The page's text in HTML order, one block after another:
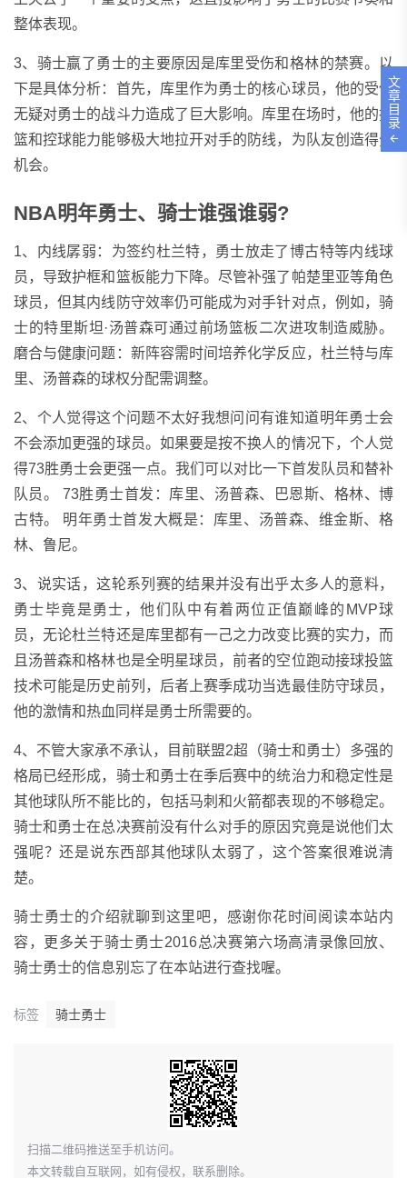
整体表现。
3、骑士赢了勇士的主要原因是库里受伤和格林的禁赛。以
下是具体分析：首先，库里作为勇士的核心球员，他的受伤
无疑对勇士的战斗力造成了巨大影响。库里在场时，他的投
篮和控球能力能够极大地拉开对手的防线，为队友创造得分
机会。
NBA明年勇士、骑士谁强谁弱?
1、内线孱弱：为签约杜兰特，勇士放走了博古特等内线球
员，导致护框和篮板能力下降。尽管补强了帕楚里亚等角色
球员，但其内线防守效率仍可能成为对手针对点，例如，骑
士的特里斯坦·汤普森可通过前场篮板二次进攻制造威胁。
磨合与健康问题：新阵容需时间培养化学反应，杜兰特与库
里、汤普森的球权分配需调整。
2、个人觉得这个问题不太好我想问问有谁知道明年勇士会
不会添加更强的球员。如果要是按不换人的情况下，个人觉
得73胜勇士会更强一点。我们可以对比一下首发队员和替补
队员。 73胜勇士首发：库里、汤普森、巴恩斯、格林、博
古特。 明年勇士首发大概是：库里、汤普森、维金斯、格
林、鲁尼。
3、说实话，这轮系列赛的结果并没有出乎太多人的意料，
勇士毕竟是勇士，他们队中有着两位正值巅峰的MVP球
员，无论杜兰特还是库里都有一己之力改变比赛的实力，而
且汤普森和格林也是全明星球员，前者的空位跑动接球投篮
技术可能是历史前列，后者上赛季成功当选最佳防守球员，
他的激情和热血同样是勇士所需要的。
4、不管大家承不承认，目前联盟2超（骑士和勇士）多强的
格局已经形成，骑士和勇士在季后赛中的统治力和稳定性是
其他球队所不能比的，包括马刺和火箭都表现的不够稳定。
骑士和勇士在总决赛前没有什么对手的原因究竟是说他们太
强呢？还是说东西部其他球队太弱了，这个答案很难说清
楚。
骑士勇士的介绍就聊到这里吧，感谢你花时间阅读本站内
容，更多关于骑士勇士2016总决赛第六场高清录像回放、
骑士勇士的信息别忘了在本站进行查找喔。
标签 骑士勇士
​扫描二维码推送至手机访问。
本文转载自互联网，如有侵权，联系删除。
文
章
目
录